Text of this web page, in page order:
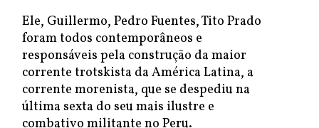
Ele, Guillermo, Pedro Fuentes, Tito Prado
foram todos contemporâneos e
responsáveis pela construção da maior
corrente trotskista da América Latina, a
corrente morenista, que se despediu na
última sexta do seu mais ilustre e
combativo militante no Peru.